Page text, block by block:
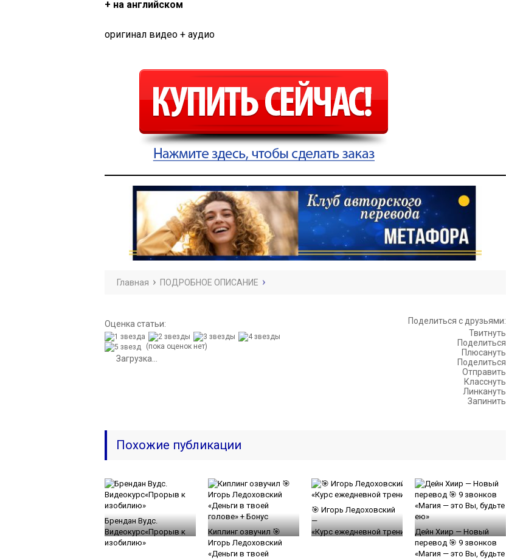
+ на английском
оригинал видео + аудио
Главная ПОДРОБНОЕ ОПИСАНИЕ
Оценка статьи:
(пока оценок нет)
Загрузка...
Поделиться с друзьями:
Твитнуть
Поделиться
Плюсануть
Поделиться
Отправить
Класснуть
Линкануть
Запинить
Похожие публикации
Брендан Вудс.
Видеокурс«Прорыв к
изобилию»
Киплинг озвучил 🎯
Игорь Ледоховский
«Деньги в твоей
🎯 Игорь Ледоховский
—
«Курс ежедневной тренировки разума»
Дейн Хиир — Новый
перевод 🎯 9 звонков
«Магия — это Вы, будьте